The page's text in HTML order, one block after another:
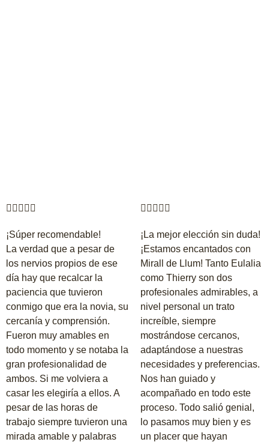
    
¡Súper recomendable!
La verdad que a pesar de
los nervios propios de ese
día hay que recalcar la
paciencia que tuvieron
conmigo que era la novia, su
cercanía y comprensión.
Fueron muy amables en
todo momento y se notaba la
gran profesionalidad de
ambos. Si me volviera a
casar les elegiría a ellos. A
pesar de las horas de
trabajo siempre tuvieron una
mirada amable y palabras
    
¡La mejor elección sin duda!
¡Estamos encantados con
Mirall de Llum! Tanto Eulalia
como Thierry son dos
profesionales admirables, a
nivel personal un trato
increíble, siempre
mostrándose cercanos,
adaptándose a nuestras
necesidades y preferencias.
Nos han guiado y
acompañado en todo este
proceso. Todo salió genial,
lo pasamos muy bien y es
un placer que hayan